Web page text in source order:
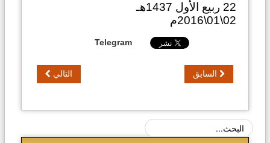
22 ربيع الأول 1437هـ
02\01\2016م
Telegram
السابق التالي